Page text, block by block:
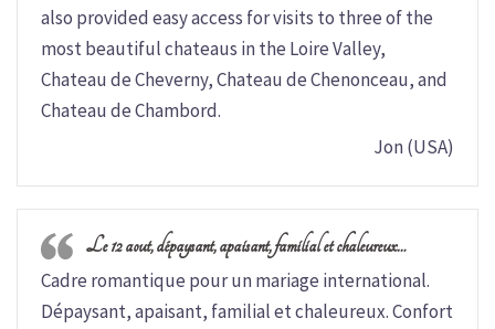
also provided easy access for visits to three of the
most beautiful chateaus in the Loire Valley,
Chateau de Cheverny, Chateau de Chenonceau, and
Chateau de Chambord.
Jon (USA)
Le 12 aout, dépaysant, apaisant, familial et chaleureux…
Cadre romantique pour un mariage international.
Dépaysant, apaisant, familial et chaleureux. Confort